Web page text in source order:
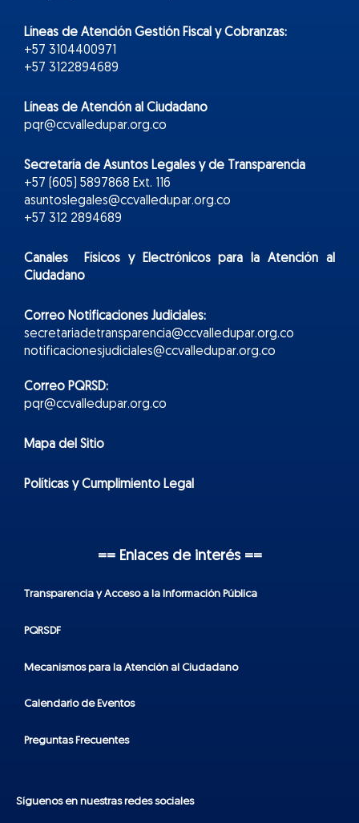
Líneas de Atención Gestión Fiscal y Cobranzas:
+57 3104400971
+57 3122894689
Líneas de Atención al Ciudadano
pqr@ccvalledupar.org.co
Secretaría de Asuntos Legales y de Transparencia
+57 (605) 5897868 Ext. 116
asuntoslegales@ccvalledupar.org.co
+57 312 2894689
Canales Físicos yElectrónicospara la Atención al
Ciudadano
Correo Notificaciones Judiciales:
secretariadetransparencia@ccvalledupar.org.co
notificacionesjudiciales@ccvalledupar.org.co
Correo PQRSD:
pqr@ccvalledupar.org.co
Mapa del Sitio
Políticas y Cumplimiento Legal
== Enlaces de interés ==
Transparencia y Acceso a la Información Pública
PQRSDF
Mecanismos para la Atención al Ciudadano
Calendario de Eventos
Preguntas Frecuentes
Síguenos en nuestras redes sociales